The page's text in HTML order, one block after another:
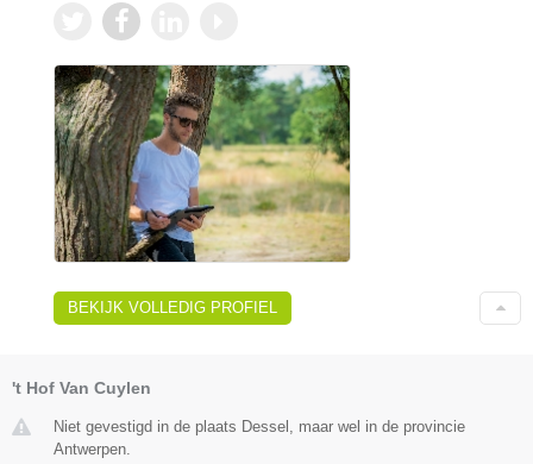
BEKIJK VOLLEDIG PROFIEL
't Hof Van Cuylen
Niet gevestigd in de plaats Dessel, maar wel in de provincie
Antwerpen.